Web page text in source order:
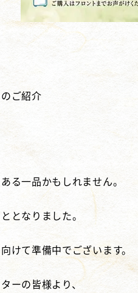
ご紹介
る一品かもしれません。
となりました。
けて準備中でございます。
ーの皆様より、